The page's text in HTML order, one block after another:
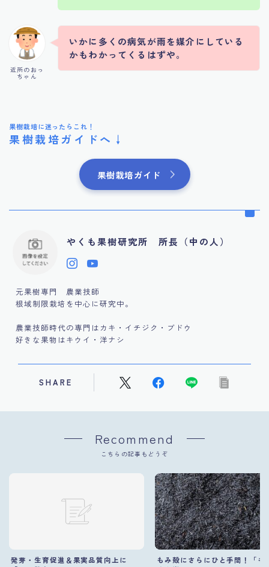
近所のおっ
ちゃん
いかに多くの病気が雨を媒介にしている
かもわかってくるはずや。
果樹栽培に迷ったらこれ！
果樹栽培ガイドへ↓
果樹栽培ガイド
やくも果樹研究所 所長（中の人）
元果樹専門 農業技師
根域制限栽培を中心に研究中。
農業技師時代の専門はカキ・イチジク・ブドウ
好きな果物はキウイ・洋ナシ
SHARE
Recommend
こちらの記事もどうぞ
発芽・生育促進＆果実品質向上に
もみ殻にさらにひと手間！「も